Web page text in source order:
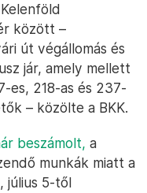
között –
út végállomás és
jár, amely mellett
es, 218-as és 237-
– közölte a BKK.
beszámolt, a
munkák miatt a
július 5-től